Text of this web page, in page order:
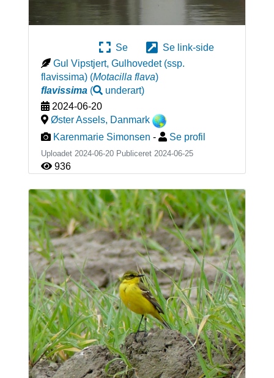
Se
Se link-side
Gul Vipstjert, Gulhovedet (ssp.
flavissima) (Motacilla flava)
flavissima( underart)
2024-06-20
Øster Assels, Danmark
Karenmarie Simonsen - Se profil
Uploadet 2024-06-20 Publiceret 2024-06-25
936